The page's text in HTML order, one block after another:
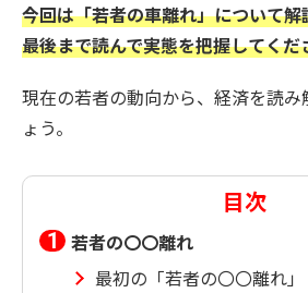
今回は「若者の車離れ」について
最後まで読んで実態を把握してくだ
現在の若者の動向から、経済を読
ょう。
目次
若者の〇〇離れ
最初の「若者の〇〇離れ」